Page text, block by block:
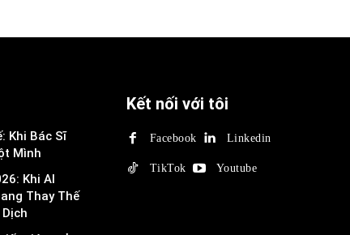
Khi Bác Sĩ
Mình
Khi AI
Thay Thế
Kết nối với tôi
Facebook Linkedin
TikTok Youtube